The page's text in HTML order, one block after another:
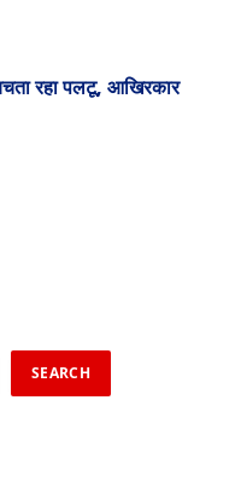
रहा पलटू, आखिरकार
SEARCH